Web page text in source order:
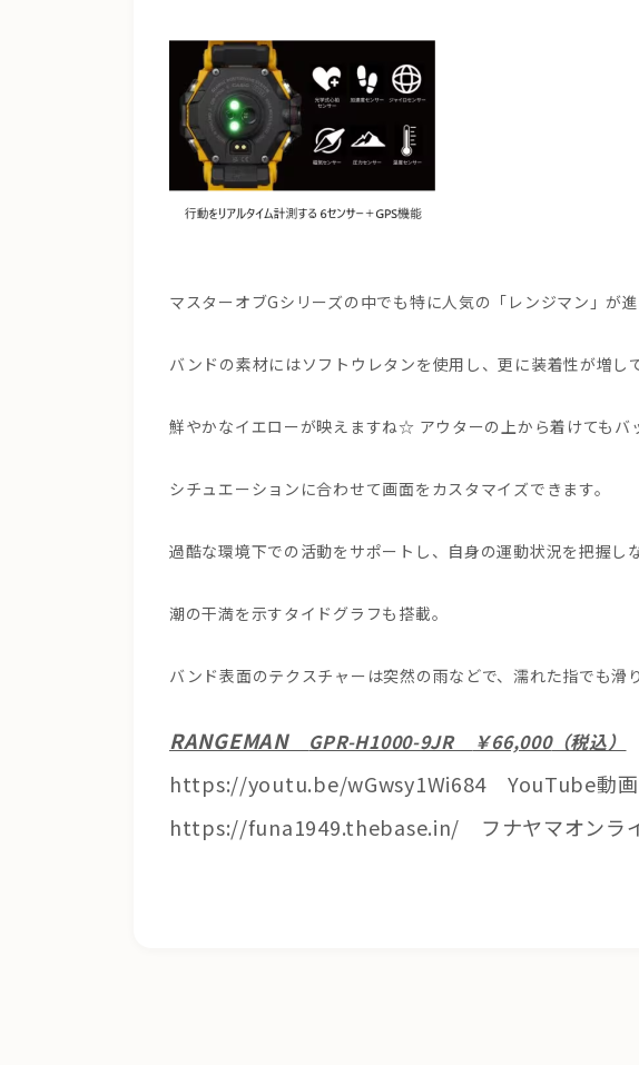
マスターオブGシリーズの中でも特に人気の「レンジマン」が
バンドの素材にはソフトウレタンを使用し、更に装着性が増し
鮮やかなイエローが映えますね☆ アウターの上から着けてもバ
シチュエーションに合わせて画面をカスタマイズできます。
過酷な環境下での活動をサポートし、自身の運動状況を把握し
潮の干満を示すタイドグラフも搭載。
バンド表面のテクスチャーは突然の雨などで、濡れた指でも滑
RANGEMAN GPR-H1000-9JR ￥66,000（税込）
https://youtu.be/wGwsy1Wi684 YouTube動画
https://funa1949.thebase.in/ フナヤマオンラ